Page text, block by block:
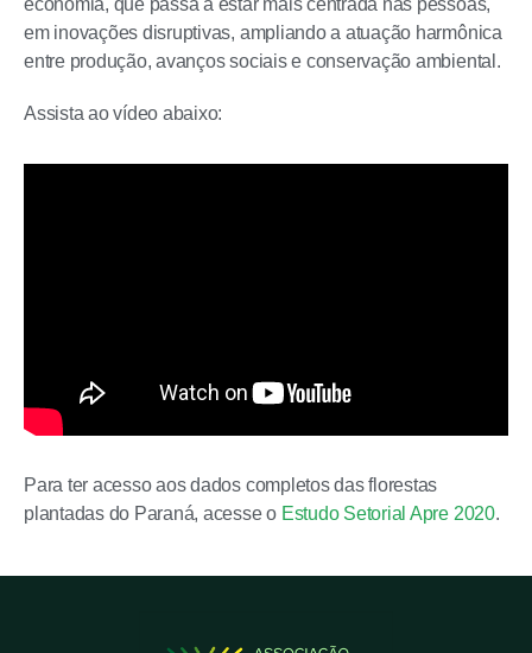
em inovações disruptivas, ampliando a atuação harmônica
entre produção, avanços sociais e conservação ambiental.
Assista ao vídeo abaixo:
Para ter acesso aos dados completos das florestas
plantadas do Paraná, acesse o Estudo Setorial Apre 2020.